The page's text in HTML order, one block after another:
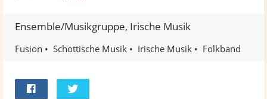
Ensemble/Musikgruppe, Irische Musik
Fusion Schottische Musik Irische Musik Folkband